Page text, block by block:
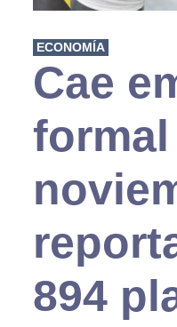
ECONOMÍA
Cae
formal
894